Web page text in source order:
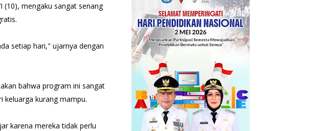
(10), mengaku sangat senang
setiap hari," ujarnya dengan
bahwa program ini sangat
keluarga kurang mampu.
karena mereka tidak perlu